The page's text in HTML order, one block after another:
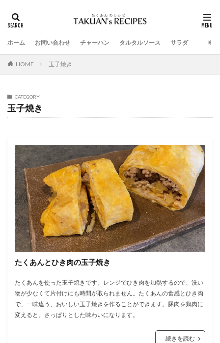
ホーム お問い合わせ チャーハン タルタルソース サラダ
HOME 玉子焼き
CATEGORY
玉子焼き
たくあんとひき肉の玉子焼き
たくあんを使った玉子焼きです。レンジでひき肉を加熱するので、洗い
物が少なくて片付けにも時間が取られません。たくあんの食感とひき肉
で、一味違う、おいしい玉子焼きを作ることができます。豚肉を鶏肉に
変えると、さっぱりとした味わいになります。
続きを読む